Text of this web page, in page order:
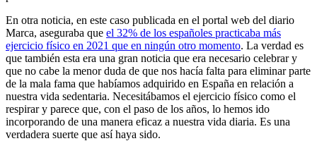
En otra noticia, en este caso publicada en el portal web del diario
Marca, aseguraba que el 32% de los españoles practicaba más
ejercicio físico en 2021 que en ningún otro momento. La verdad es
que también esta era una gran noticia que era necesario celebrar y
que no cabe la menor duda de que nos hacía falta para eliminar parte
de la mala fama que habíamos adquirido en España en relación a
nuestra vida sedentaria. Necesitábamos el ejercicio físico como el
respirar y parece que, con el paso de los años, lo hemos ido
incorporando de una manera eficaz a nuestra vida diaria. Es una
verdadera suerte que así haya sido.